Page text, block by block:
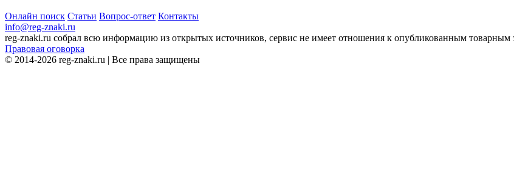
Онлайн поиск Статьи Вопрос-ответ Контакты
info@reg-znaki.ru
reg-znaki.ru собрал всю информацию из открытых источников, сервис не имеет отношения к опубликованным товарным
Правовая оговорка
© 2014-2026 reg-znaki.ru | Все права защищены